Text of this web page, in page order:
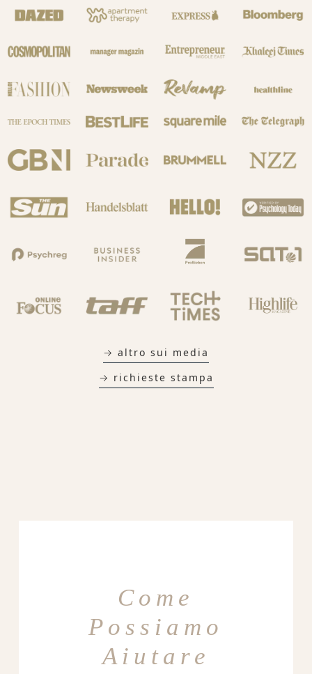
→ altro sui media
→ richieste stampa
Come
Possiamo
Aiutare